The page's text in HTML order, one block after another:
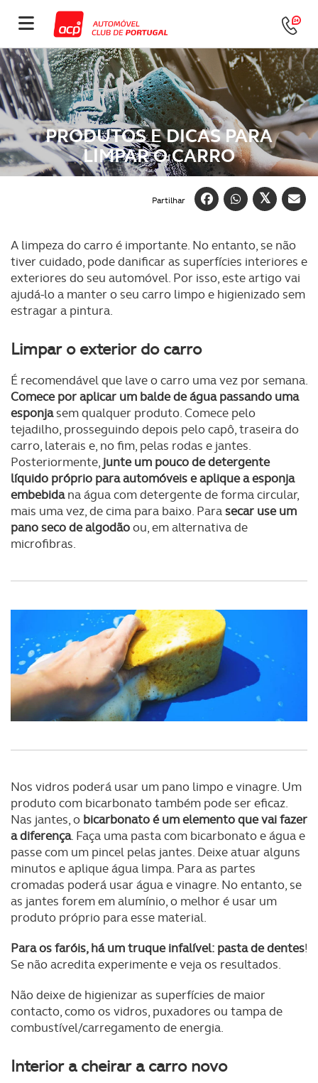
PRODUTOS E DICAS PARA
LIMPAR O CARRO
Partilhar
A limpeza do carro é importante. No entanto, se não
tiver cuidado, pode danificar as superfícies interiores e
exteriores do seu automóvel. Por isso, este artigo vai
ajudá-lo a manter o seu carro limpo e higienizado sem
estragar a pintura.
Limpar o exterior do carro
É recomendável que lave o carro uma vez por semana.
Comece por aplicar um balde de água passando uma
esponjasem qualquer produto. Comece pelo
tejadilho, prosseguindo depois pelo capô, traseira do
carro, laterais e, no fim, pelas rodas e jantes.
Posteriormente, junte um pouco de detergente
líquido próprio para automóveis e aplique a esponja
embebidana água com detergente de forma circular,
mais uma vez, de cima para baixo. Parasecar use um
pano seco de algodãoou, em alternativa de
microfibras.
Nos vidros poderá usar um pano limpo e vinagre. Um
produto com bicarbonato também pode ser eficaz.
Nas jantes, o bicarbonato é um elemento que vai fazer
a diferença. Faça uma pasta com bicarbonato e água e
passe com um pincel pelas jantes. Deixe atuar alguns
minutos e aplique água limpa. Para as partes
cromadas poderá usar água e vinagre. No entanto, se
as jantes forem em alumínio, o melhor é usar um
produto próprio para esse material.
Para os faróis, há um truque infalível: pasta de dentes!
Se não acredita experimente e veja os resultados.
Não deixe de higienizar as superfícies de maior
contacto, como os vidros, puxadores ou tampa de
combustível/carregamento de energia.
Interior a cheirar a carro novo